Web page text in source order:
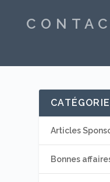
Articles
Bonnes